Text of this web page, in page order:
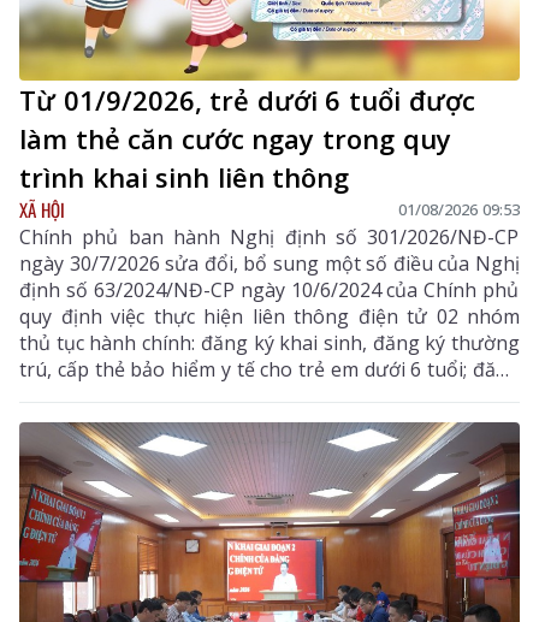
Từ 01/9/2026, trẻ dưới 6 tuổi được
làm thẻ căn cước ngay trong quy
trình khai sinh liên thông
XÃ HỘI 01/08/2026 09:53
Chính phủ ban hành Nghị định số 301/2026/NĐ-CP
ngày 30/7/2026 sửa đổi, bổ sung một số điều của Nghị
định số 63/2024/NĐ-CP ngày 10/6/2024 của Chính phủ
quy định việc thực hiện liên thông điện tử 02 nhóm
thủ tục hành chính: đăng ký khai sinh, đăng ký thường
trú, cấp thẻ bảo hiểm y tế cho trẻ em dưới 6 tuổi; đăng
ký khai tử, xóa đăng ký thường trú, giải quyết mai
táng phí, tử tuất.